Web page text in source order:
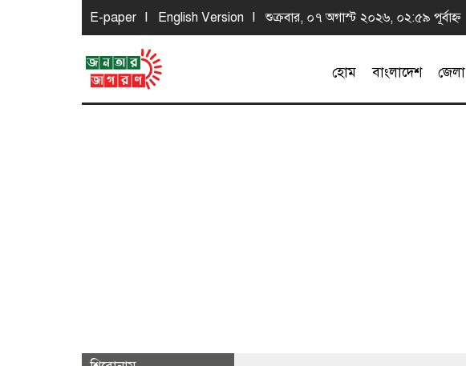
E-paper English Version শুক্রবার, ০৭ অগাস্ট ২০২৬, ০২:৫৯ পূর্বাহ্ন
হোম বাংলাদেশ জেলা